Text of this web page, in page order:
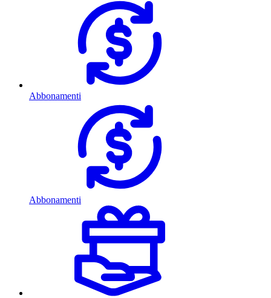
Abbonamenti
Abbonamenti